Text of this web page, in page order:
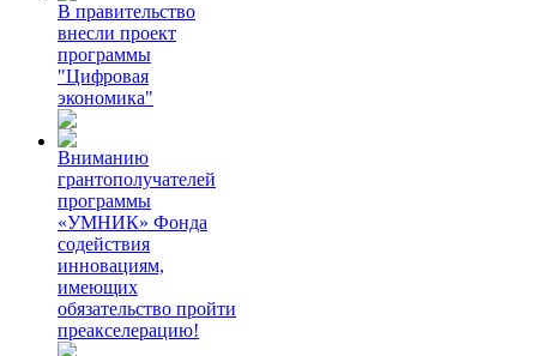
В правительство
внесли проект
программы
"Цифровая
экономика"
Вниманию
грантополучателей
программы
«УМНИК» Фонда
содействия
инновациям,
имеющих
обязательство пройти
преакселерацию!